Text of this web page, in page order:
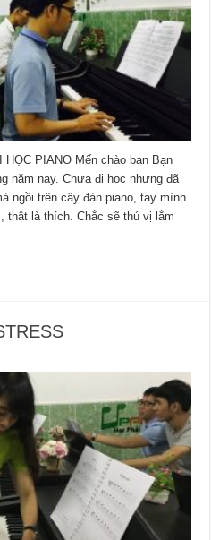
PIANO Mến chào bạn Bạn
năm nay. Chưa đi học nhưng đã
ngồi trên cây đàn piano, tay mình
thật là thích. Chắc sẽ thú vị lắm